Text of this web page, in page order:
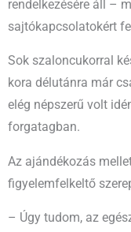
rendelkezésére áll –
sajtókapcsolatokért
Sok szaloncukorral
kora délutánra már
elég népszerű volt
forgatagban.
Az ajándékozás
figyelemfelkeltő
– Úgy tudom, az